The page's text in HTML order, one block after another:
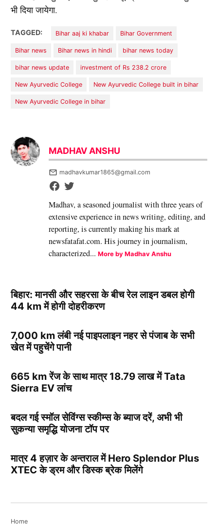
भी दिया जायेगा.
TAGGED: Bihar aaj ki khabar Bihar Government
Bihar news Bihar news in hindi bihar news today
bihar news update investment of Rs 238.2 crore
New Ayurvedic College New Ayurvedic College built in bihar
New Ayurvedic College in bihar
MADHAV ANSHU
madhavkumar1865@gmail.com
Madhav, a seasoned journalist with three years of
extensive experience in news writing, editing, and
reporting, is currently making his mark at
newsfatafat.com. His journey in journalism,
characterized...More by Madhav Anshu
बिहार: मानसी और सहरसा के बीच रेल लाइन डबल होगी
44 km में होगी दोहरीकरण
7,000 km लंबी नई पाइपलाइन नहर से पंजाब के सभी
खेत में पहुचेंगे पानी
665 km रेंज के साथ मात्र 18.79 लाख में Tata
Sierra EV लांच
बदल गई स्मॉल सेविंग्स स्कीम्स के ब्याज दरें, अभी भी
सुकन्या समृद्धि योजना टॉप पर
मात्र 4 हज़ार के अन्तराल में Hero Splendor Plus
XTEC के ड्रम और डिस्क ब्रेक मिलेंगे
Home